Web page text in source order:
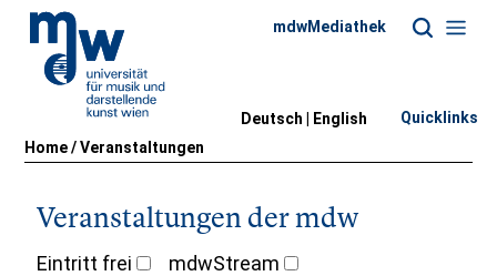
Home/Veranstaltungen
mdwMediathek
Deutsch | English Quicklinks
Veranstaltungen der mdw
Eintritt frei mdwStream